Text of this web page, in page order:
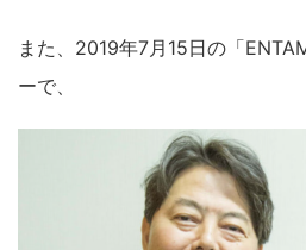
また、2019年7月15日の「
ーで、